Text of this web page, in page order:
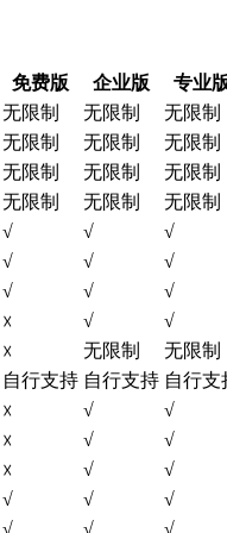
免费版 企业版 专业
无限制 无限制
无限制
无限制 无限制
无限制
无限制 无限制
无限制
无限制 无限制
无限制
√ √
√
√ √
√
√ √ √
☓ √
√
☓ 无限制 无限制
自行支持 自行支持 自行支
☓ √
√
☓ √
√
☓ √
√
√ √
√
√ √ √